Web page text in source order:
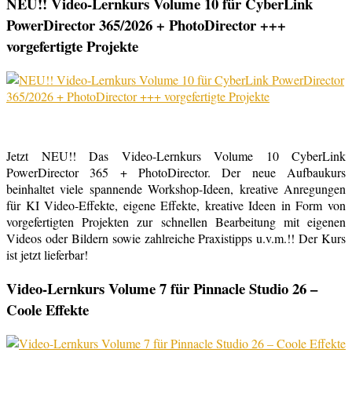
PowerDirector 365/2026 + PhotoDirector +++
vorgefertigte Projekte
Jetzt NEU!! Das Video-Lernkurs Volume 10 CyberLink
PowerDirector 365 + PhotoDirector. Der neue Aufbaukurs
beinhaltet viele spannende Workshop-Ideen, kreative Anregungen
für KI Video-Effekte, eigene Effekte, kreative Ideen in Form von
vorgefertigten Projekten zur schnellen Bearbeitung mit eigenen
Videos oder Bildern sowie zahlreiche Praxistipps u.v.m.!! Der Kurs
ist jetzt lieferbar!
Video-Lernkurs Volume 7 für Pinnacle Studio 26 –
Coole Effekte